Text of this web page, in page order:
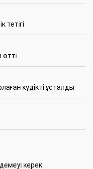
тетігі
күдікті ұсталды
керек